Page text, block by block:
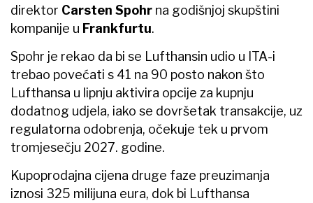
direktor Carsten Spohr na godišnjoj skupštini
kompanije u Frankfurtu.
Spohr je rekao da bi se Lufthansin udio u ITA-i
trebao povećati s 41 na 90 posto nakon što
Lufthansa u lipnju aktivira opcije za kupnju
dodatnog udjela, iako se dovršetak transakcije, uz
regulatorna odobrenja, očekuje tek u prvom
tromjesečju 2027. godine.
Kupoprodajna cijena druge faze preuzimanja
iznosi 325 milijuna eura, dok bi Lufthansa